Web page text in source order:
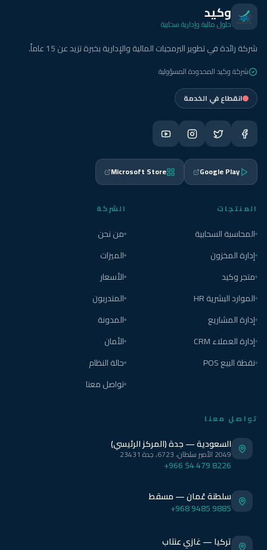
وكيد
حلول مالية وإدارية سحابية
شركة رائدة في تطوير البرمجيات المالية والإدارية بخبرة تزيد عن 15 عاماً.
شركة وكيد المحدودة المسؤولية
انقطاع في الخدمة
Google Play
Microsoft Store
المنتجات
المحاسبة السحابية
إدارة المخزون
متجر وكيد
الموارد البشرية HR
إدارة المشاريع
إدارة العملاء CRM
نقطة البيع POS
الشركة
من نحن
الميزات
الأسعار
المتدربون
المدونة
الأمان
حالة النظام
تواصل معنا
تواصل معنا
السعودية — جدة (المركز الرئيسي)
2049 الأمير سلطان، 6723، جدة 23431
+966 54 479 8226
سلطنة عُمان — مسقط
+968 9485 9885
تركيا — غازي عنتاب